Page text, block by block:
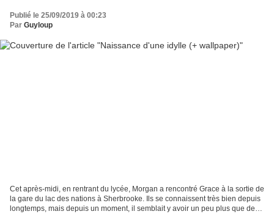
Publié le 25/09/2019 à 00:23
Par Guyloup
Cet après-midi, en rentrant du lycée, Morgan a rencontré Grace à la sortie de
la gare du lac des nations à Sherbrooke. Ils se connaissent très bien depuis
longtemps, mais depuis un moment, il semblait y avoir un peu plus que de